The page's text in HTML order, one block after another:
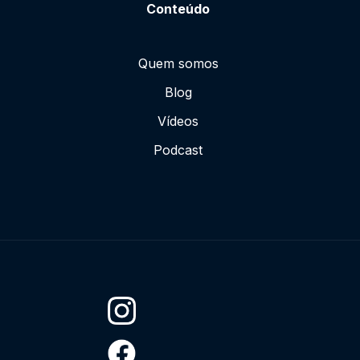
Conteúdo
Quem somos
Blog
Vídeos
Podcast